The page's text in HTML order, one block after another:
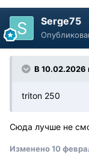
Serge75
В 10.02.2026
triton 250
Сюда лучше не
Изменено10